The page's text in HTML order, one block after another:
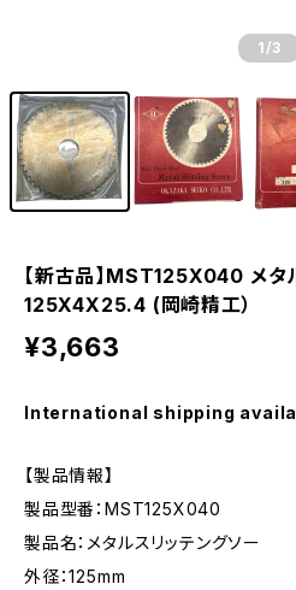
1 /3
【新古品】MST125X040 メタ
125X4X25.4 (岡崎精工）
¥3,663
International shipping
【製品情報】
製品型番：MST125X040
製品名：メタルスリッテングソー
外径：125mm